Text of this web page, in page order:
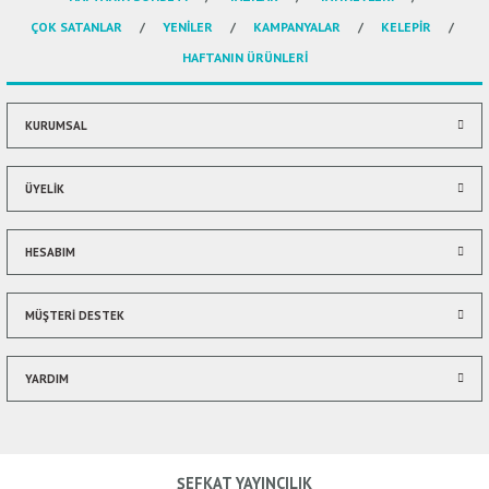
Ürün açıklamasında eksik bilgiler bulunuyor.
Ürün bilgilerinde hatalar bulunuyor.
Ürün fiyatı diğer sitelerden daha pahalı.
Bu ürüne benzer farklı alternatifler olmalı.
ÇOK SATANLAR
YENİLER KAMPANYALAR
KELEPİR
HAFTANIN ÜRÜNLERİ
KURUMSAL
ÜYELİK
HESABIM
MÜŞTERİ DESTEK
YARDIM
ŞEFKAT YAYINCILIK